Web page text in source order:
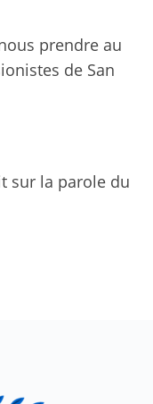
prendre au
de San
sur la parole du